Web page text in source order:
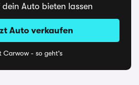
Auto bieten lassen
Auto verkaufen
Carwow - so geht's